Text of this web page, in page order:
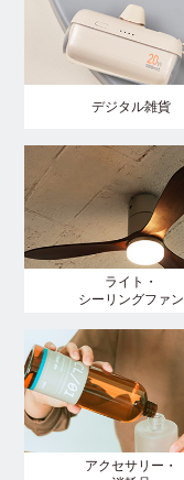
デジタル雑貨
ライト・
シーリングファン
アクセサリー・